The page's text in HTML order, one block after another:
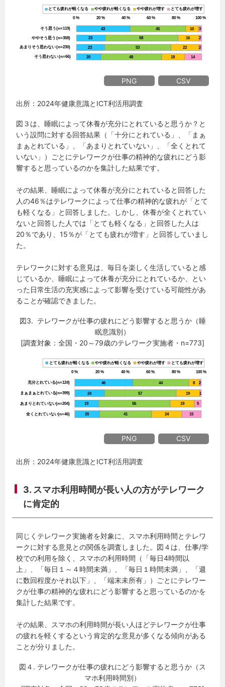
PNG CSV
出所：2024年健康意識とICT利活用調査
図３は、睡眠によって休養が充分にとれていると思うか？と
いう設問に対する回答結果（「十分にとれている」、「まぁ
まぁとれている」、「あまりとれていない」、「全くとれて
いない」）ごとにテレワークが仕事の精神的な疲れにどう影
響すると思っているのかを集計した結果です。
その結果、睡眠によって休養が充分にとれていると回答した
人の46％はテレワークによって仕事の精神的な疲れが「とて
も軽くなる」と回答しました。しかし、休養が全くとれてい
ないと回答した人では「とても軽くなる」と回答した人は
20％であり、15％が「とても疲れが増す」と回答していまし
た。
テレワークに対する意見は、毎日を楽しく生活していると感
じているか、睡眠によって休養が充分にとれているか、とい
った日常生活の充実感によって影響を受けている可能性があ
ることが確認できました。
図3. テレワークが仕事の疲れにどう影響すると思うか（睡
眠意識別）
[調査対象：全国・20～79歳のテレワーク実施者・n=773]
PNG CSV
出所：2024年健康意識とICT利活用調査
3. スマホ利用時間が長い人の方がテレワーク
に肯定的
同じくテレワーク実施者を対象に、スマホ利用時間とテレワ
ークに対する意見との関係を調査しました。図４は、仕事/学
校での利用を除く、スマホの利用時間（「毎日4時間以
上」、「毎日１～４時間未満」、「毎日１時間未満」、「週
に数回程度かそれ以下」、「端末未所有」）ごとにテレワー
クが仕事の精神的な疲れにどう影響すると思っているのかを
集計した結果です。
その結果、スマホの利用時間が長い人ほどテレワークが仕事
の疲れを軽くするという肯定的な意見が多くなる傾向がある
ことが分りました。
図４. テレワークが仕事の疲れにどう影響すると思うか（ス
マホ利用時間別）